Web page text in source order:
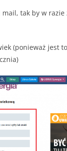
mail, tak by w
(ponieważ jest